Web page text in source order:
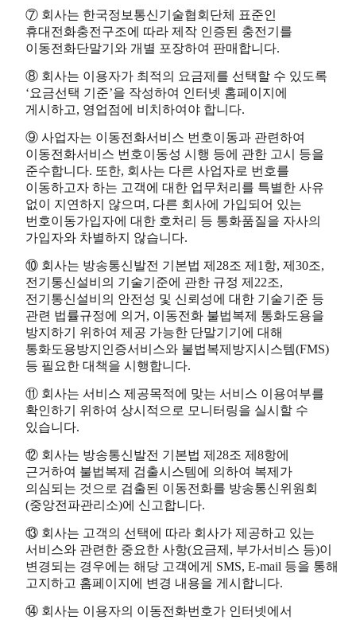
⑦ 회사는 한국정보통신기술협회단체 표준인
휴대전화충전구조에 따라 제작 인증된 충전기를
이동전화단말기와 개별 포장하여 판매합니다.
⑧ 회사는 이용자가 최적의 요금제를 선택할 수 있도록
‘요금선택 기준’을 작성하여 인터넷 홈페이지에
게시하고, 영업점에 비치하여야 합니다.
⑨ 사업자는 이동전화서비스 번호이동과 관련하여
이동전화서비스 번호이동성 시행 등에 관한 고시 등을
준수합니다. 또한, 회사는 다른 사업자로 번호를
이동하고자 하는 고객에 대한 업무처리를 특별한 사유
없이 지연하지 않으며, 다른 회사에 가입되어 있는
번호이동가입자에 대한 호처리 등 통화품질을 자사의
가입자와 차별하지 않습니다.
⑩ 회사는 방송통신발전 기본법 제28조 제1항, 제30조,
전기통신설비의 기술기준에 관한 규정 제22조,
전기통신설비의 안전성 및 신뢰성에 대한 기술기준 등
관련 법률규정에 의거, 이동전화 불법복제 통화도용을
방지하기 위하여 제공 가능한 단말기기에 대해
통화도용방지인증서비스와 불법복제방지시스템(FMS)
등 필요한 대책을 시행합니다.
⑪ 회사는 서비스 제공목적에 맞는 서비스 이용여부를
확인하기 위하여 상시적으로 모니터링을 실시할 수
있습니다.
⑫ 회사는 방송통신발전 기본법 제28조 제8항에
근거하여 불법복제 검출시스템에 의하여 복제가
의심되는 것으로 검출된 이동전화를 방송통신위원회
(중앙전파관리소)에 신고합니다.
⑬ 회사는 고객의 선택에 따라 회사가 제공하고 있는
서비스와 관련한 중요한 사항(요금제, 부가서비스 등)이
변경되는 경우에는 해당 고객에게 SMS, E-mail 등을 통해
고지하고 홈페이지에 변경 내용을 게시합니다.
⑭ 회사는 이용자의 이동전화번호가 인터넷에서